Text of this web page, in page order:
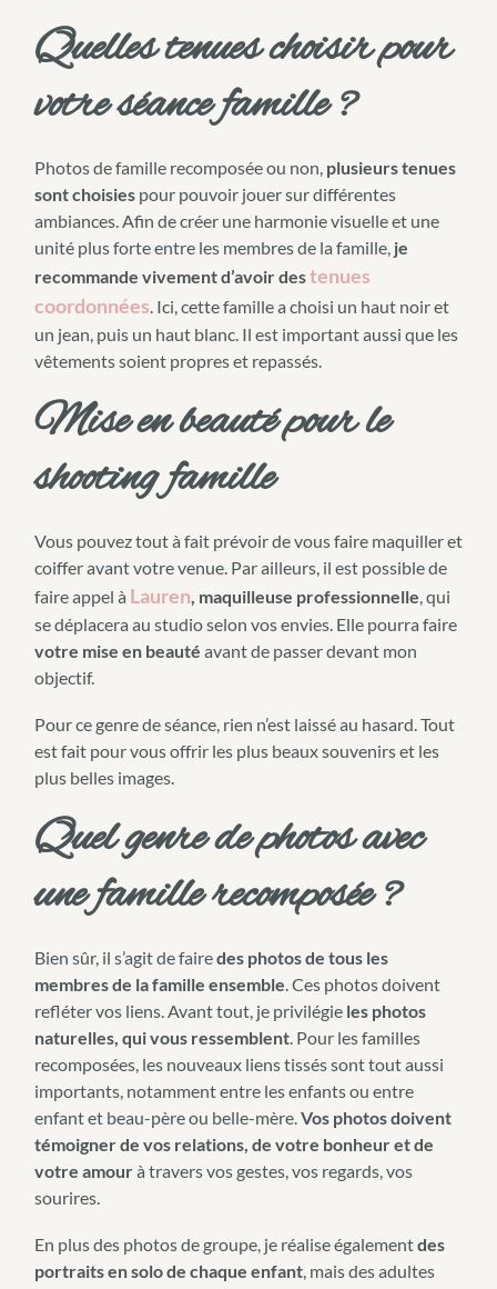
Quelles tenues choisir pour
votre séance famille ?
Photos de famille recomposée ou non, plusieurs tenues
sont choisiespour pouvoir jouer sur différentes
ambiances. Afin de créer une harmonie visuelle et une
unité plus forte entre les membres de la famille, je
recommande vivement d’avoir destenues
coordonnées. Ici, cette famille a choisi un haut noir et
un jean, puis un haut blanc. Il est important aussi que les
vêtements soient propres et repassés.
Mise en beauté pour le
shooting famille
Vous pouvez tout à fait prévoir de vous faire maquiller et
coiffer avant votre venue. Par ailleurs, il est possible de
faire appel à Lauren, maquilleuse professionnelle, qui
se déplacera au studio selon vos envies. Elle pourra faire
votre mise en beauté avant de passer devant mon
objectif.
Pour ce genre de séance, rien n’est laissé au hasard. Tout
est fait pour vous offrir les plus beaux souvenirs et les
plus belles images.
Quel genre de photos avec
une famille recomposée ?
Bien sûr, il s’agit de fairedes photos de tous les
membres de la famille ensemble. Ces photos doivent
refléter vos liens. Avant tout, je privilégie les photos
naturelles, qui vous ressemblent. Pour les familles
recomposées, les nouveaux liens tissés sont tout aussi
importants, notamment entre les enfants ou entre
enfant et beau-père ou belle-mère.Vos photos doivent
témoigner de vos relations, de votre bonheur et de
votre amourà travers vos gestes, vos regards, vos
sourires.
En plus des photos de groupe, je réalise égalementdes
portraits en solo de chaque enfant, mais des adultes